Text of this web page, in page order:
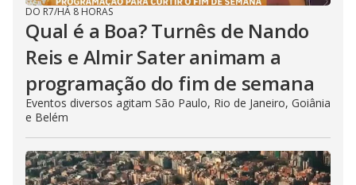
DO R7/HÁ 8 HORAS
Qual é a Boa? Turnês de Nando
Reis e Almir Sater animam a
programação do fim de semana
Eventos diversos agitam São Paulo, Rio de Janeiro, Goiânia
e Belém